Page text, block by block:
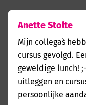
Anette Stolte
Mijn collega`s
cursus gevolgd.
geweldige lunch!
uitleggen en
persoonlijke